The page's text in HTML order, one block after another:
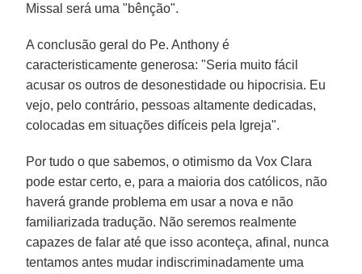
Missal será uma "bênção".
A conclusão geral do Pe. Anthony é
caracteristicamente generosa: "Seria muito fácil
acusar os outros de desonestidade ou hipocrisia. Eu
vejo, pelo contrário, pessoas altamente dedicadas,
colocadas em situações difíceis pela Igreja".
Por tudo o que sabemos, o otimismo da Vox Clara
pode estar certo, e, para a maioria dos católicos, não
haverá grande problema em usar a nova e não
familiarizada tradução. Não seremos realmente
capazes de falar até que isso aconteça, afinal, nunca
tentamos antes mudar indiscriminadamente uma